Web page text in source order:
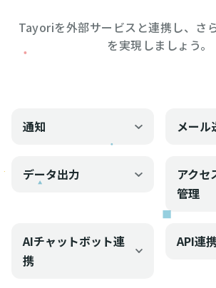
Tayoriを外部サービスと連携し、さ
を実現しましょう。
通知 メール
データ出力
アクセ
管理
AIチャットボット連
携
API連